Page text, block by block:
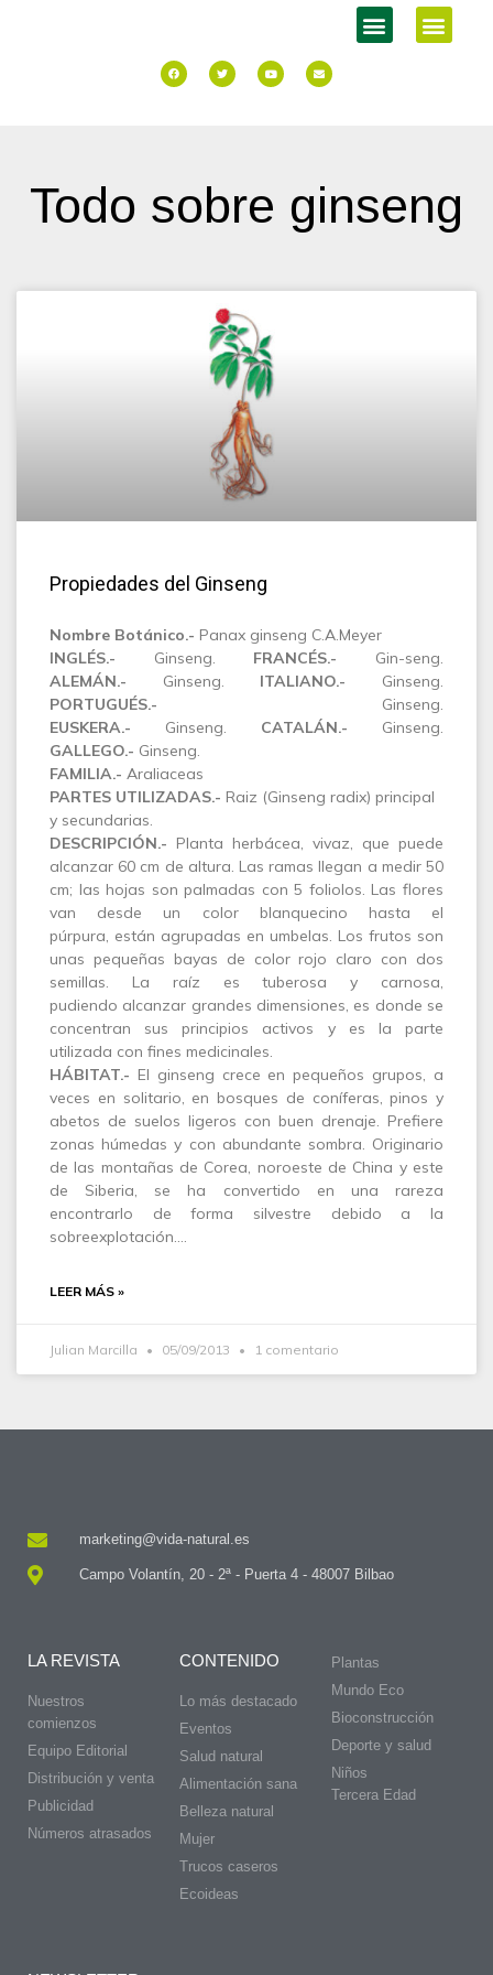
Todo sobre ginseng
Propiedades del Ginseng
Nombre Botánico.- Panax ginseng C.A.Meyer
INGLÉS.- Ginseng. FRANCÉS.- Gin-seng.
ALEMÁN.- Ginseng. ITALIANO.- Ginseng.
PORTUGUÉS.- Ginseng.
EUSKERA.- Ginseng. CATALÁN.- Ginseng.
GALLEGO.- Ginseng.
FAMILIA.- Araliaceas
PARTES UTILIZADAS.- Raiz (Ginseng radix) principal
y secundarias.
DESCRIPCIÓN.- Planta herbácea, vivaz, que puede
alcanzar 60 cm de altura. Las ramas llegan a medir 50
cm; las hojas son palmadas con 5 foliolos. Las flores
van desde un color blanquecino hasta el
púrpura, están agrupadas en umbelas. Los frutos son
unas pequeñas bayas de color rojo claro con dos
semillas. La raíz es tuberosa y carnosa,
pudiendo alcanzar grandes dimensiones, es donde se
concentran sus principios activos y es la parte
utilizada con fines medicinales.
HÁBITAT.- El ginseng crece en pequeños grupos, a
veces en solitario, en bosques de coníferas, pinos y
abetos de suelos ligeros con buen drenaje. Prefiere
zonas húmedas y con abundante sombra. Originario
de las montañas de Corea, noroeste de China y este
de Siberia, se ha convertido en una rareza
encontrarlo de forma silvestre debido a la
sobreexplotación.…
LEER MÁS »
Julian Marcilla 05/09/2013 1 comentario
marketing@vida-natural.es
Campo Volantín, 20 - 2ª - Puerta 4 - 48007 Bilbao
LA REVISTA
Nuestros
comienzos
Equipo Editorial
Distribución y venta
Publicidad
Números atrasados
CONTENIDO
Lo más destacado
Eventos
Salud natural
Alimentación sana
Belleza natural
Mujer
Trucos caseros
Ecoideas
Plantas
Mundo Eco
Bioconstrucción
Deporte y salud
Niños
Tercera Edad